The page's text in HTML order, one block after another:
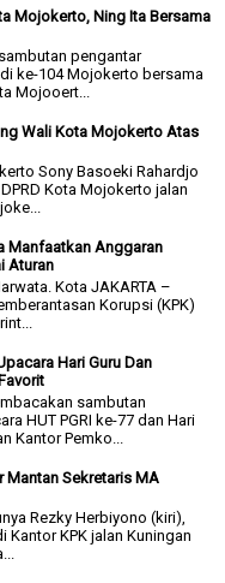
Mojokerto, Ning Ita Bersama
pengantar
ke-104 Mojokerto bersama
Mojooert...
Wali Kota Mojokerto Atas
Sony Basoeki Rahardjo
Kota Mojokerto jalan
Manfaatkan Anggaran
Aturan
Kota JAKARTA –
Korupsi (KPK)
Hari Guru Dan
sambutan
HUT PGRI ke-77 dan Hari
Kantor Pemko...
Mantan Sekretaris MA
Rezky Herbiyono (kiri),
KPK jalan Kuningan